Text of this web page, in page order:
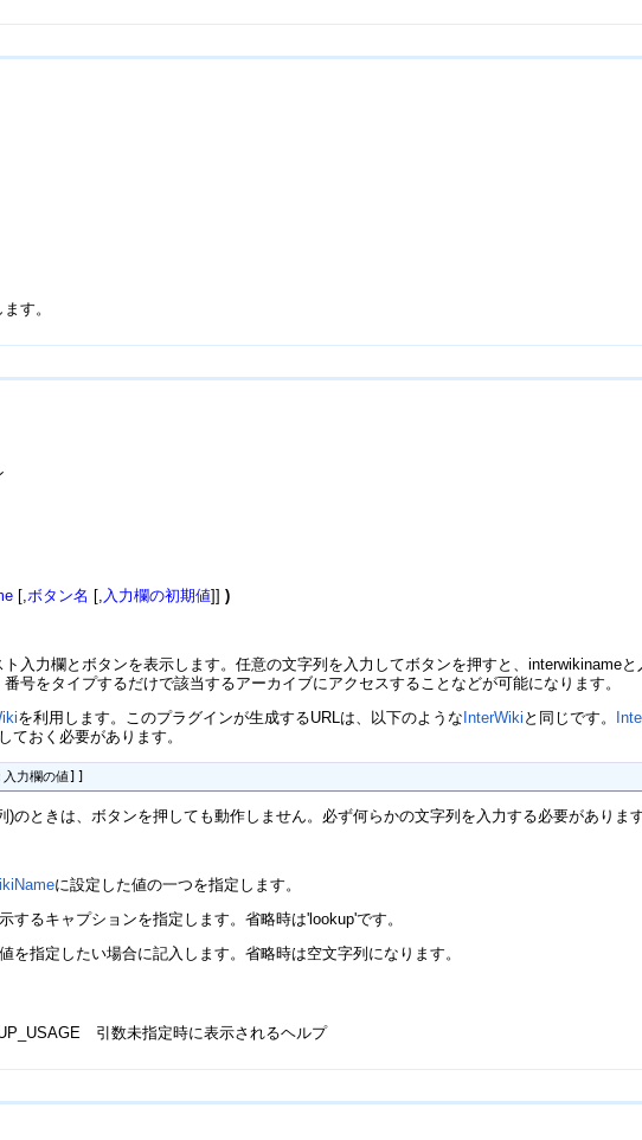
す。
[, ボタン名 [, 入力欄の初期値]])
入力欄とボタンを表示します。任意の文字列を入力してボタンを押すと、interwikiname
号をタイプするだけで該当するアーカイブにアクセスすることなどが可能になります。
を利用します。このプラグインが生成するURLは、以下のようなInterWiki と同じです。
ておく必要があります。
力欄の値]]
)のときは、ボタンを押しても動作しません。必ず何らかの文字列を入力する必要がありま
に設定した値の一つを指定します。
するキャプションを指定します。省略時は'lookup'です。
を指定したい場合に記入します。省略時は空文字列になります。
引数未指定時に表示されるヘルプ